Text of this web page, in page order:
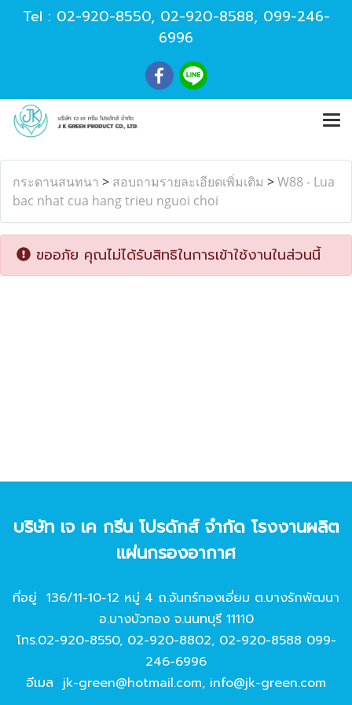
Tel : 02-920-8550, 02-920-8588, 099-246-
6996
กระดานสนทนา > สอบถามรายละเอียดเพิ่มเติม >W88 - Lua
bac nhat cua hang trieu nguoi choi
ขออภัย คุณไม่ได้รับสิทธิในการเข้าใช้งานในส่วนนี้
บริษัท เจ เค กรีน โปรดักส์ จํากัด โรงงานผลิต
แผ่นกรองอากาศ
ที่อยู่ 136/11-10-12 หมู่ 4 ถ.จันทร์ทองเอี่ยม ต.บางรักพัฒนา
อ.บางบัวทอง จ.นนทบุรี 11110
โทร.02-920-8550, 02-920-8802, 02-920-8588 099-
246-6996
อีเมล jk-green@hotmail.com, info@jk-green.com